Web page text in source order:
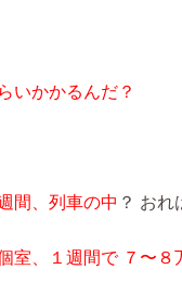
いかかるんだ？
間、列車の中 ？ おれ
室、１週間で ７〜８